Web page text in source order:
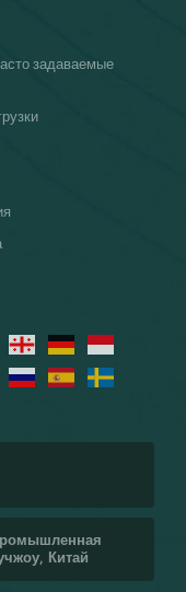
задаваемые
Китай